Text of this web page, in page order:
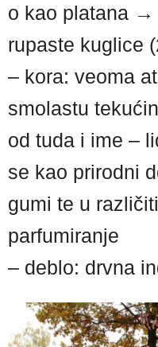
o kao platana →
rupaste kuglice
– kora: veoma
smolastu
od tuda i ime –
se kao prirodni
gumi te u
parfumiranje
– deblo: drvna